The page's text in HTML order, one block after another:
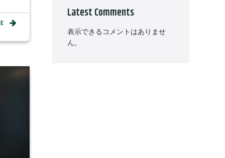
Latest Comments
表示できるコメントはありませ
ん。